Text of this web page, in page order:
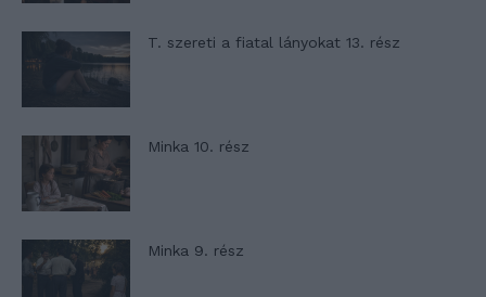
T. szereti a fiatal lányokat 13. rész
Minka 10. rész
Minka 9. rész